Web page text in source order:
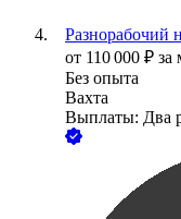
Разнорабочий
от 110 000 ₽ за
Без опыта
Вахта
Выплаты: Два